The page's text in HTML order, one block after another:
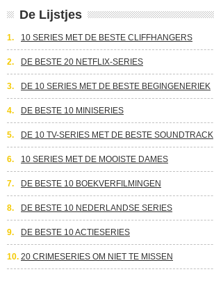
De Lijstjes
1. 10 SERIES MET DE BESTE CLIFFHANGERS
2. DE BESTE 20 NETFLIX-SERIES
3. DE 10 SERIES MET DE BESTE BEGINGENERIEK
4. DE BESTE 10 MINISERIES
5. DE 10 TV-SERIES MET DE BESTE SOUNDTRACK
6. 10 SERIES MET DE MOOISTE DAMES
7. DE BESTE 10 BOEKVERFILMINGEN
8. DE BESTE 10 NEDERLANDSE SERIES
9. DE BESTE 10 ACTIESERIES
10. 20 CRIMESERIES OM NIET TE MISSEN